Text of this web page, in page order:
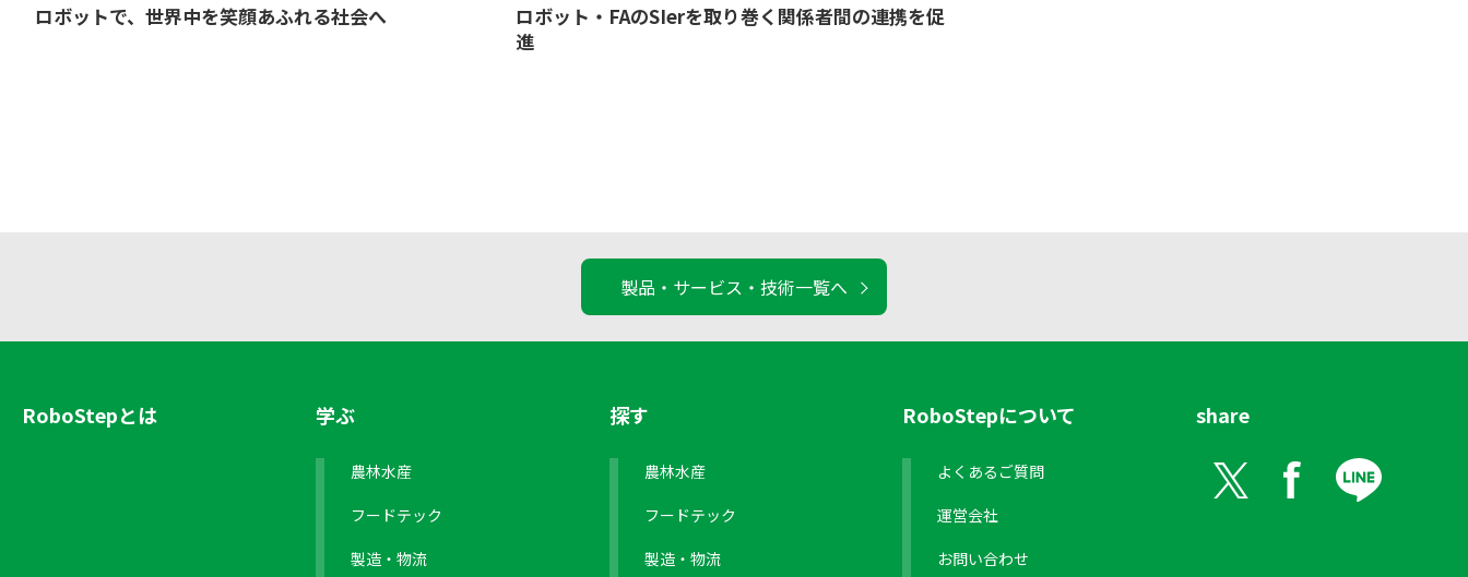
ロボットで、世界中を笑顔あふれる社会へ
ロボット・FAのSIerを取り巻く関係者間の連携を促
進
製品・サービス・技術一覧へ
RoboStepとは 学ぶ
農林水産
フードテック
製造・物流
探す
農林水産
フードテック
製造・物流
RoboStepについて
よくあるご質問
運営会社
お問い合わせ
share